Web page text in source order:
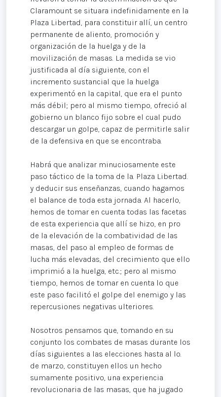
Claramount se situara indefinidamente en la
Plaza Libertad, para constituir allí, un centro
permanente de aliento, promoción y
organización de la huelga y de la
movilización de masas. La medida se vio
justificada al día siguiente, con el
incremento sustancial que la huelga
experimentó en la capital, que era el punto
más débil; pero al mismo tiempo, ofreció al
gobierno un blanco fijo sobre el cual pudo
descargar un golpe, capaz de permitirle salir
de la defensiva en que se encontraba.
Habrá que analizar minuciosamente este
paso táctico de la toma de la. Plaza Libertad.
y deducir sus enseñanzas, cuando hagamos
el balance de toda esta jornada. Al hacerlo,
hemos de tomar en cuenta todas las facetas
de esta experiencia que allí se hizo, en pro
de la elevación de la combatividad de las
masas, del paso al empleo de formas de
lucha más elevadas, del crecimiento que ello
imprimió a la huelga, etc.; pero al mismo
tiempo, hemos de tomar en cuenta lo que
este paso facilitó el golpe del enemigo y las
repercusiones negativas ulteriores.
Nosotros pensamos que, tomando en su
conjunto los combates de masas durante los
días siguientes a las elecciones hasta al lo.
de marzo, constituyen ellos un hecho
sumamente positivo, una experiencia
revolucionaria de las masas, que ha jugado